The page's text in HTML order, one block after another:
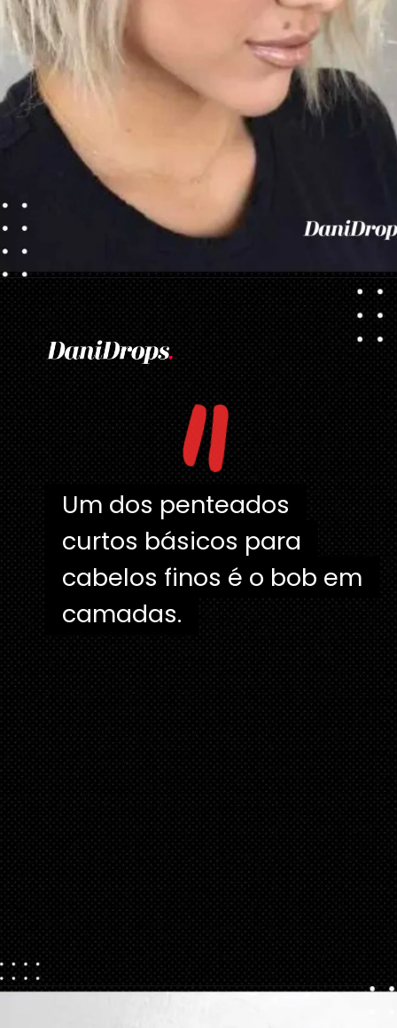
Opening
"
Um dos penteados
curtos básicos para
cabelos finos é o bob em
camadas.
Um dos penteados
curtos básicos para
cabelos finos é o bob em